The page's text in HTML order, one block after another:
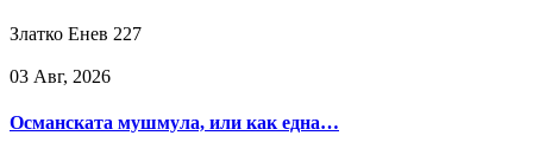
Златко Енев 227
03 Авг, 2026
Османската мушмула, или как една…